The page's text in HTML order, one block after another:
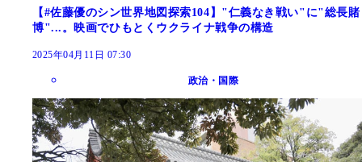
【#佐藤優のシン世界地図探索104】"仁義なき戦い"に"総長賭
博"...。映画でひもとくウクライナ戦争の構造
2025年04月11日 07:30
政治・国際